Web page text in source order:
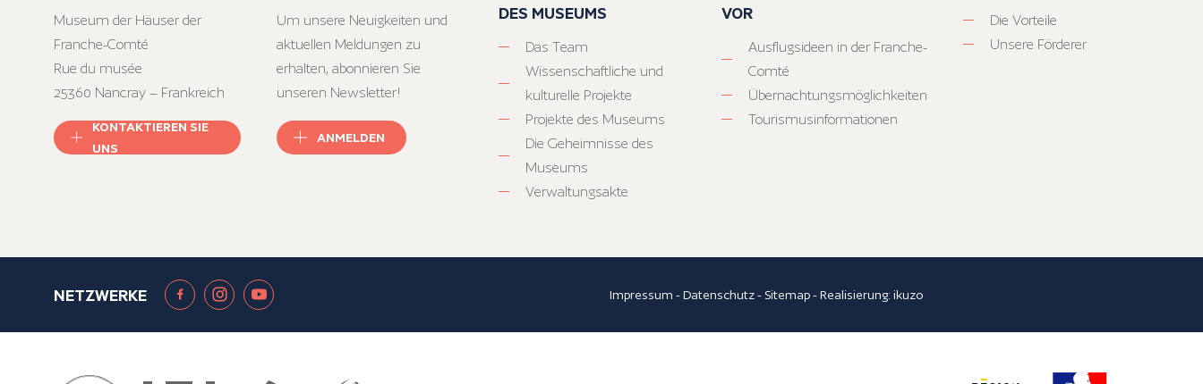
Museum der Häuser der
Franche-Comté
Rue du musée
25360 Nancray – Frankreich
KONTAKTIEREN SIE
UNS
Um unsere Neuigkeiten und
aktuellen Meldungen zu
erhalten, abonnieren Sie
unseren Newsletter!
ANMELDEN
DES MUSEUMS
Das Team
Wissenschaftliche und
kulturelle Projekte
Projekte des Museums
Die Geheimnisse des
Museums
Verwaltungsakte
VOR
Ausflugsideen in der Franche-
Comté
Übernachtungsmöglichkeiten
Tourismusinformationen
Die Vorteile
Unsere Förderer
NETZWERKE Impressum -Datenschutz- Sitemap- Realisierung:ikuzo